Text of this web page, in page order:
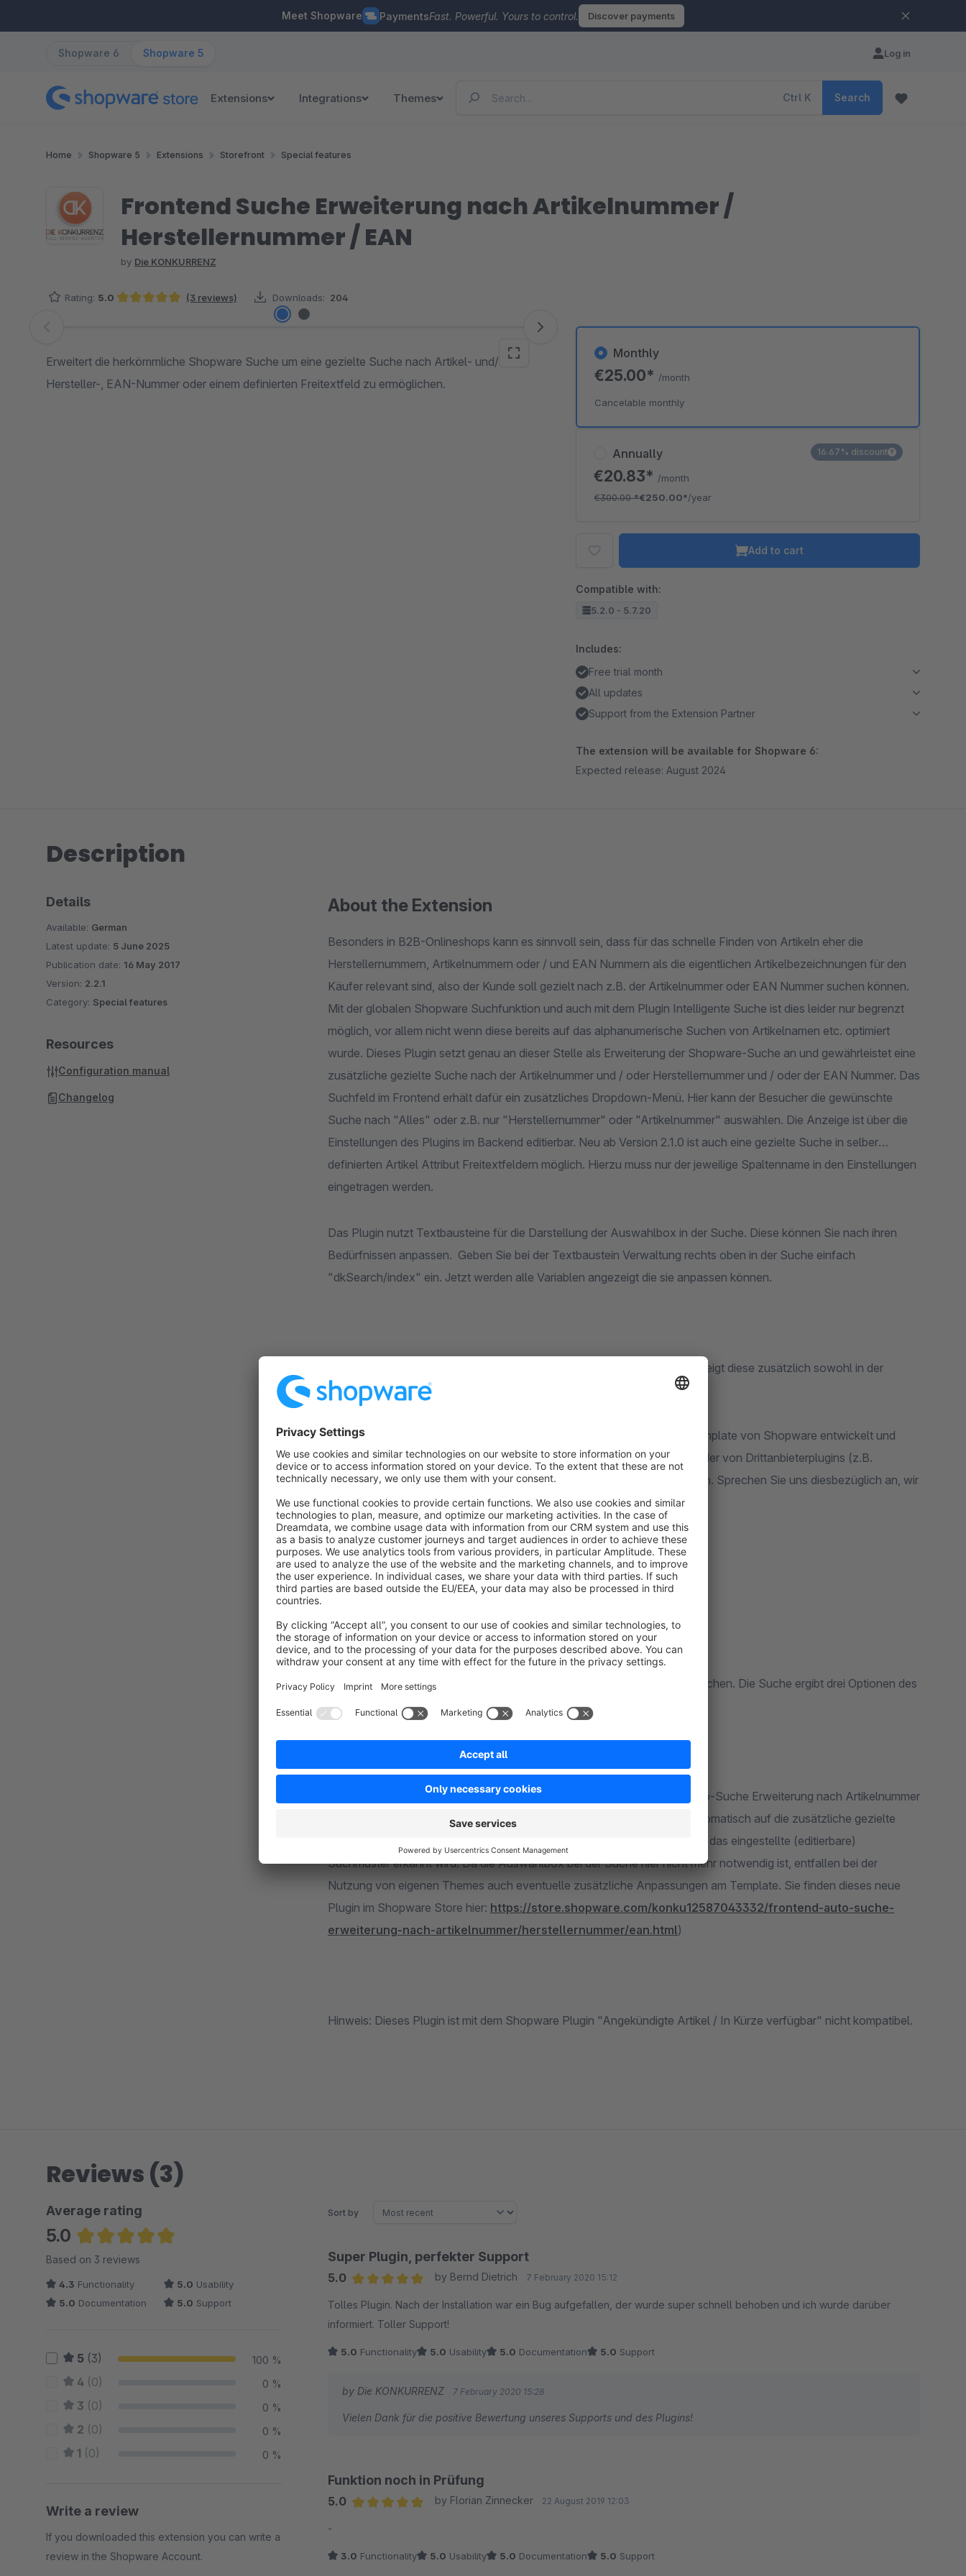
Meet Shopware PaymentsFast. Powerful. Yours to control. Discover payments
Shopware 6 Shopware 5 Log in
Extensions Integrations Themes Ctrl K Search
Home Shopware 5 Extensions Storefront Special features
Frontend Suche Erweiterung nach Artikelnummer /
Herstellernummer / EAN
by Die KONKURRENZ
Rating: 5.0 (3 reviews) Downloads: 204
Skip image gallery
Erweitert die herkömmliche Shopware Suche um eine gezielte Suche nach Artikel- und/oder
Hersteller-, EAN-Nummer oder einem definierten Freitextfeld zu ermöglichen.
Annually
€20.83* /month
€300.00*€250.00*/year
16.67% discount
Monthly
€25.00* /month
Cancelable monthly
Add to cart
Compatible with:
5.2.0 - 5.7.20
Includes:
Free trial month
All updates
Support from the Extension Partner
The extension will be available for Shopware 6:
Expected release: August 2024
Description
About the Extension
Besonders in B2B-Onlineshops kann es sinnvoll sein, dass für das schnelle Finden von Artikeln eher die
Herstellernummern, Artikelnummern oder / und EAN Nummern als die eigentlichen Artikelbezeichnungen für den
Käufer relevant sind, also der Kunde soll gezielt nach z.B. der Artikelnummer oder EAN Nummer suchen können.
Mit der globalen Shopware Suchfunktion und auch mit dem Plugin Intelligente Suche ist dies leider nur begrenzt
möglich, vor allem nicht wenn diese bereits auf das alphanumerische Suchen von Artikelnamen etc. optimiert
wurde. Dieses Plugin setzt genau an dieser Stelle als Erweiterung der Shopware-Suche an und gewährleistet eine
zusätzliche gezielte Suche nach der Artikelnummer und / oder Herstellernummer und / oder der EAN Nummer. Das
Suchfeld im Frontend erhält dafür ein zusätzliches Dropdown-Menü. Hier kann der Besucher die gewünschte
Suche nach "Alles" oder z.B. nur "Herstellernummer" oder "Artikelnummer" auswählen. Die Anzeige ist über die
Einstellungen des Plugins im Backend editierbar. Neu ab Version 2.1.0 ist auch eine gezielte Suche in selber
definierten Artikel Attribut Freitextfeldern möglich. Hierzu muss nur der jeweilige Spaltenname in den Einstellungen
eingetragen werden.
Das Plugin nutzt Textbausteine für die Darstellung der Auswahlbox in der Suche. Diese können Sie nach ihren
Bedürfnissen anpassen. Geben Sie bei der Textbaustein Verwaltung rechts oben in der Suche einfach
"dkSearch/index" ein. Jetzt werden alle Variablen angezeigt die sie anpassen können.
Die Nummernsuche findet zudem auch alle Varianten eines Artikels und zeigt diese zusätzlich sowohl in der
Livesuche als auch in der Sucherergebnisseite an.
Das Plugin ist subshopfähig und wurde unter dem aktuellen Standard-Template von Shopware entwickelt und
ausführlich getestet. Beim Einsatz eines modifiziertem Templates und / oder von Drittanbieterplugins (z.B.
ThemeWare) ist unter Umständen eine individuelle Anpassung erforderlich. Sprechen Sie uns diesbezüglich an, wir
sind Ihnen gern behilflich.
Frontend Demo:https://shopware.diekonkurrenz.de/
Suche auf Artikelnummer stellen und nach Artikelnummer z.B.: DK200 suchen. Die Suche ergibt drei Optionen des
über die Artikelnummer gesuchten Artikels.
(Hinweis: In der erweiterten neuen Version unseres Plugins Frontend Auto-Suche Erweiterung nach Artikelnummer
/ Herstellernummer / EAN schaltet die normale Shopware-Suche vollautomatisch auf die zusätzliche gezielte
Suche nach Artikelnummer / Herstellernummer / EAN-Nummer um, wenn das eingestellte (editierbare)
Suchmuster erkannt wird. Da die Auswahlbox bei der Suche hier nicht mehr notwendig ist, entfallen bei der
Nutzung von eigenen Themes auch eventuelle zusätzliche Anpassungen am Template. Sie finden dieses neue
Plugin im Shopware Store hier: https://store.shopware.com/konku12587043332/frontend-auto-suche-
erweiterung-nach-artikelnummer/herstellernummer/ean.html)
Hinweis: Dieses Plugin ist mit dem Shopware Plugin "Angekündigte Artikel / In Kürze verfügbar" nicht kompatibel.
Details
Available: German
Latest update: 5 June 2025
Publication date: 16 May 2017
Version: 2.2.1
Category: Special features
Resources
Configuration manual
Changelog
Reviews (3)
Average rating
5.0
Average rating of 5 out of 5 stars
Based on 3 reviews
4.3 Functionality 5.0 Usability
5.0 Documentation 5.0 Support
5 (3) 100 %
4 (0) 0 %
3 (0) 0 %
2 (0) 0 %
1 (0) 0 %
Write a review
If you downloaded this extension you can write a
review in the Shopware Account.
Sort by
Super Plugin, perfekter Support
5.0
by Bernd Dietrich 7 February 2020 15:12
Tolles Plugin. Nach der Installation war ein Bug aufgefallen, der wurde super schnell behoben und ich wurde darüber
informiert. Toller Support!
5.0 Functionality 5.0 Usability 5.0 Documentation 5.0 Support
by Die KONKURRENZ 7 February 2020 15:28
Vielen Dank für die positive Bewertung unseres Supports und des Plugins!
Funktion noch in Prüfung
5.0
by Florian Zinnecker 22 August 2019 12:03
-
3.0 Functionality 5.0 Usability 5.0 Documentation 5.0 Support